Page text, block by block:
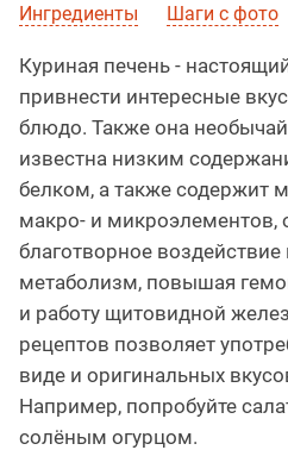
Ингредиенты Шаги с фото
Куриная печень -
привнести интересные
блюдо. Также она
известна низким
белком, а также содержит
макро- и
благотворное воздействие
метаболизм, повышая
и работу щитовидной
рецептов позволяет
виде и оригинальных
Например, попробуйте
солёным огурцом.